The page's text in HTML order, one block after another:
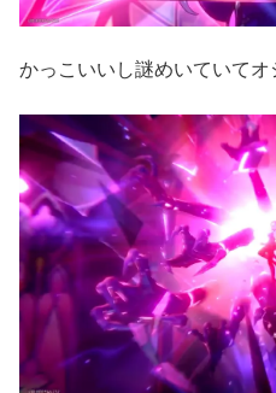
かっこいいし謎めいていてオ